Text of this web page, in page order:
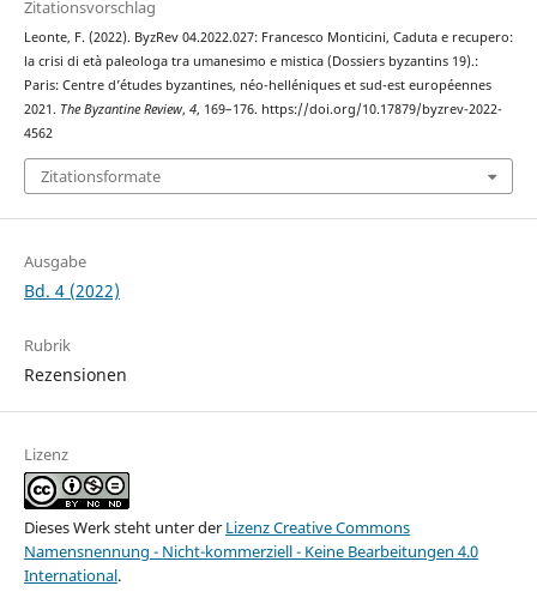
Zitationsvorschlag
Leonte, F. (2022). ByzRev 04.2022.027: Francesco Monticini, Caduta e recupero:
la crisi di età paleologa tra umanesimo e mistica (Dossiers byzantins 19).:
Paris: Centre d’études byzantines, néo-helléniques et sud-est européennes
2021. The Byzantine Review, 4, 169–176. https://doi.org/10.17879/byzrev-2022-
4562
Zitationsformate
Ausgabe
Bd. 4 (2022)
Rubrik
Rezensionen
Lizenz
Dieses Werk steht unter der Lizenz Creative Commons
Namensnennung - Nicht-kommerziell - Keine Bearbeitungen 4.0
International.